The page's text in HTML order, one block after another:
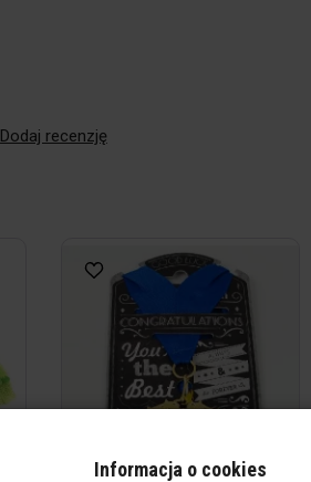
Dodaj recenzję
Informacja o cookies